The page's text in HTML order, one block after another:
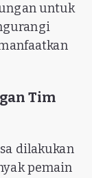
untuk
Tim
dilakukan
pemain